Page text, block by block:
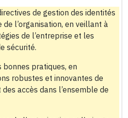
de gestion des identités
de l’organisation, en veillant à
de l’entreprise et les
sécurité.
bonnes pratiques, en
robustes et innovantes de
accès dans l’ensemble de